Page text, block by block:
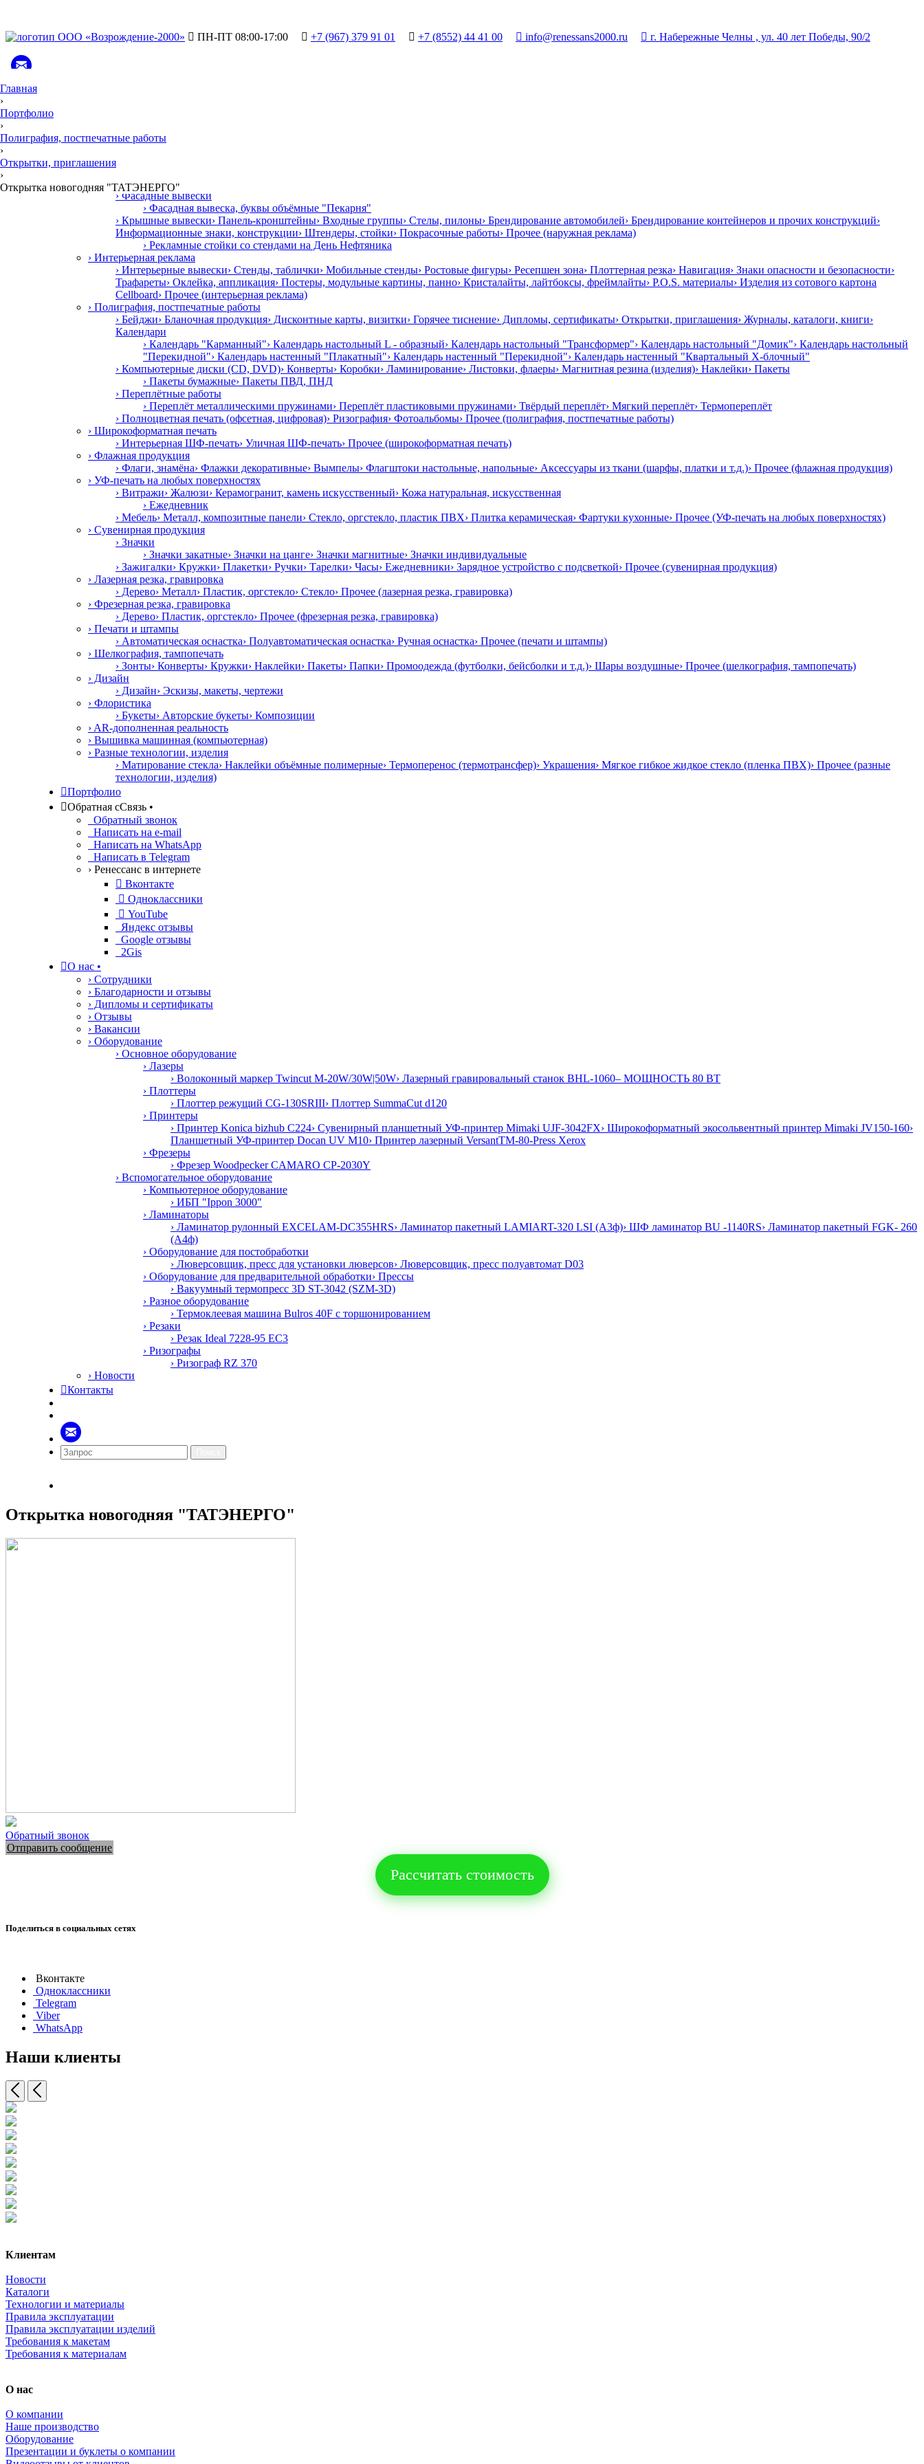
 ПН-ПТ 08:00-17:00  +7 (967) 379 91 01  +7 (8552) 44 41 00  info@renessans2000.ru  г. Набережные Челны , ул. 40 лет Победы, 90/2
Продукция и у Услуги•
› Наружная реклама
› Баннеры, растяжки
Баннер на конструкции Сабантуй 2018 (Нижнекамск)
› Фасадные вывески
› Фасадная вывеска, буквы объёмные "Пекарня"
› Крышные вывески› Панель-кронштейны› Входные группы› Стелы, пилоны› Брендирование автомобилей› Брендирование контейнеров и прочих конструкций›
Информационные знаки, конструкции› Штендеры, стойки› Покрасочные работы› Прочее (наружная реклама)
› Рекламные стойки со стендами на День Нефтяника
› Интерьерная реклама
› Интерьерные вывески› Стенды, таблички› Мобильные стенды› Ростовые фигуры› Ресепшен зона› Плоттерная резка› Навигация› Знаки опасности и безопасности›
Трафареты› Оклейка, аппликация› Постеры, модульные картины, панно› Кристалайты, лайтбоксы, фреймлайты› P.O.S. материалы› Изделия из сотового картона
Cellboard› Прочее (интерьерная реклама)
› Полиграфия, постпечатные работы
› Бейджи› Бланочная продукция› Дисконтные карты, визитки› Горячее тиснение› Дипломы, сертификаты› Открытки, приглашения› Журналы, каталоги, книги›
Календари
› Календарь "Карманный"› Календарь настольный L - образный› Календарь настольный "Трансформер"› Календарь настольный "Домик"› Календарь настольный
"Перекидной"› Календарь настенный "Плакатный"› Календарь настенный "Перекидной"› Календарь настенный "Квартальный Х-блочный"
› Компьютерные диски (CD, DVD)› Конверты› Коробки› Ламинирование› Листовки, флаеры› Магнитная резина (изделия)› Наклейки› Пакеты
› Пакеты бумажные› Пакеты ПВД, ПНД
› Переплётные работы
› Переплёт металлическими пружинами› Переплёт пластиковыми пружинами› Твёрдый переплёт› Мягкий переплёт› Термопереплёт
› Полноцветная печать (офсетная, цифровая)› Ризография› Фотоальбомы› Прочее (полиграфия, постпечатные работы)
› Широкоформатная печать
› Интерьерная ШФ-печать› Уличная ШФ-печать› Прочее (широкоформатная печать)
› Флажная продукция
› Флаги, знамёна› Флажки декоративные› Вымпелы› Флагштоки настольные, напольные› Аксессуары из ткани (шарфы, платки и т.д.)› Прочее (флажная продукция)
› УФ-печать на любых поверхностях
› Витражи› Жалюзи› Керамогранит, камень искусственный› Кожа натуральная, искусственная
› Ежедневник
› Мебель› Металл, композитные панели› Стекло, оргстекло, пластик ПВХ› Плитка керамическая› Фартуки кухонные› Прочее (УФ-печать на любых поверхностях)
› Сувенирная продукция
› Значки
› Значки закатные› Значки на цанге› Значки магнитные› Значки индивидуальные
› Зажигалки› Кружки› Плакетки› Ручки› Тарелки› Часы› Ежедневники› Зарядное устройство с подсветкой› Прочее (сувенирная продукция)
› Лазерная резка, гравировка
› Дерево› Металл› Пластик, оргстекло› Стекло› Прочее (лазерная резка, гравировка)
› Фрезерная резка, гравировка
› Дерево› Пластик, оргстекло› Прочее (фрезерная резка, гравировка)
› Печати и штампы
› Автоматическая оснастка› Полуавтоматическая оснастка› Ручная оснастка› Прочее (печати и штампы)
› Шелкография, тампопечать
› Зонты› Конверты› Кружки› Наклейки› Пакеты› Папки› Промоодежда (футболки, бейсболки и т.д.)› Шары воздушные› Прочее (шелкография, тампопечать)
› Дизайн
› Дизайн› Эскизы, макеты, чертежи
› Флористика
› Букеты› Авторские букеты› Композиции
› AR-дополненная реальность
› Вышивка машинная (компьютерная)
› Разные технологии, изделия
› Матирование стекла› Наклейки объёмные полимерные› Термоперенос (термотрансфер)› Украшения› Мягкое гибкое жидкое стекло (пленка ПВХ)› Прочее (разные
технологии, изделия)
Портфолио
Обратная сСвязь •
Обратный звонок
Написать на e-mail
Написать на WhatsApp
Написать в Telegram
› Ренессанс в интернете
 Вконтакте
 Одноклассники
 YouTube
Яндекс отзывы
Google отзывы
2Gis
О нас •
› Сотрудники
› Благодарности и отзывы
› Дипломы и сертификаты
› Отзывы
› Вакансии
› Оборудование
› Основное оборудование
› Лазеры
› Волоконный маркер Twincut M-20W/30W|50W› Лазерный гравировальный станок BHL-1060– МОЩНОСТЬ 80 ВТ
› Плоттеры
› Плоттер режущий CG-130SRIII› Плоттер SummaCut d120
› Принтеры
› Принтер Konica bizhub C224› Сувенирный планшетный УФ-принтер Mimaki UJF-3042FX› Широкоформатный экосольвентный принтер Mimaki JV150-160›
Планшетный УФ-принтер Docan UV M10› Принтер лазерный VersantTM-80-Press Xerox
› Фрезеры
› Фрезер Woodpecker CAMARO CP-2030Y
› Вспомогательное оборудование
› Компьютерное оборудование
› ИБП "Ippon 3000"
› Ламинаторы
› Ламинатор рулонный EXCELAM-DC355HRS› Ламинатор пакетный LAMIART-320 LSI (А3ф)› ШФ ламинатор BU -1140RS› Ламинатор пакетный FGK- 260
(А4ф)
› Оборудование для постобработки
› Люверсовщик, пресс для установки люверсов› Люверсовщик, пресс полуавтомат D03
› Оборудование для предварительной обработки› Прессы
› Вакуумный термопресс 3D ST-3042 (SZM-3D)
› Разное оборудование
› Термоклеевая машина Bulros 40F с торшонированием
› Резаки
› Резак Ideal 7228-95 EC3
› Ризографы
› Ризограф RZ 370
› Новости
Контакты
Главная
›
Портфолио
›
Полиграфия, постпечатные работы
›
Открытки, приглашения
›
Открытка новогодняя "ТАТЭНЕРГО"
Открытка новогодняя "ТАТЭНЕРГО"
Обратный звонок
Отправить сообщение
Рассчитать стоимость
Поделиться в социальных сетях
Вконтакте
Одноклассники
Telegram
Viber
WhatsApp
Наши клиенты
Клиентам
Новости
Каталоги
Технологии и материалы
Правила эксплуатации
Правила эксплуатации изделий
Требования к макетам
Требования к материалам
О нас
О компании
Наше производство
Оборудование
Презентации и буклеты о компании